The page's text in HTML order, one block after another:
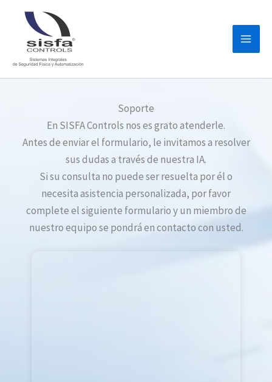
contenido
Soporte
En SISFA Controls nos es grato atenderle.
Antes de enviar el formulario, le invitamos a resolver
sus dudas a través de nuestra IA.
Si su consulta no puede ser resuelta por él o
necesita asistencia personalizada, por favor
complete el siguiente formulario y un miembro de
nuestro equipo se pondrá en contacto con usted.